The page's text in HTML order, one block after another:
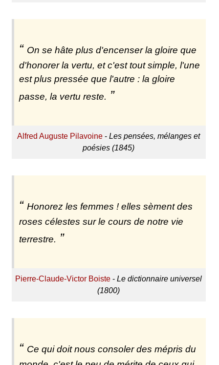
On se hâte plus d'encenser la gloire que
d'honorer la vertu, et c'est tout simple, l'une
est plus pressée que l'autre : la gloire
passe, la vertu reste.
Alfred Auguste Pilavoine -Les pensées, mélanges et
poésies (1845)
Honorez les femmes ! elles sèment des
roses célestes sur le cours de notre vie
terrestre.
Pierre-Claude-Victor Boiste -Le dictionnaire universel
(1800)
Ce qui doit nous consoler des mépris du